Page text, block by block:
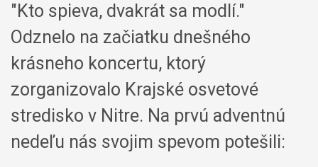
"Kto spieva, dvakrát sa modlí."
Odznelo na začiatku dnešného
krásneho koncertu, ktorý
zorganizovalo Krajské osvetové
stredisko v Nitre. Na prvú adventnú
nedeľu nás svojim spevom potešili: